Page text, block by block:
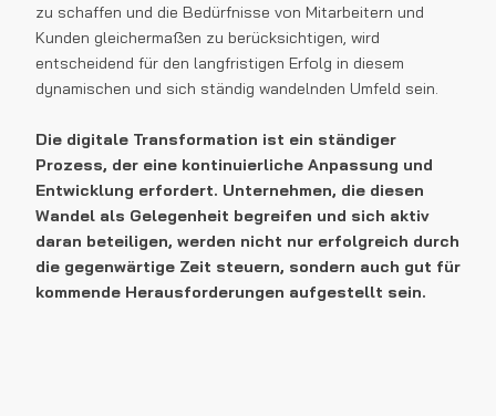
zu schaffen und die Bedürfnisse von Mitarbeitern und
Kunden gleichermaßen zu berücksichtigen, wird
entscheidend für den langfristigen Erfolg in diesem
dynamischen und sich ständig wandelnden Umfeld sein.
Die digitale Transformation ist ein ständiger
Prozess, der eine kontinuierliche Anpassung und
Entwicklung erfordert. Unternehmen, die diesen
Wandel als Gelegenheit begreifen und sich aktiv
daran beteiligen, werden nicht nur erfolgreich durch
die gegenwärtige Zeit steuern, sondern auch gut für
kommende Herausforderungen aufgestellt sein.